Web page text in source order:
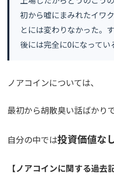
初から嘘にまみれたイワ
とには変わりなかった。
後には完全に0になってい
ノアコインについては、
最初から胡散臭い話ばかりで
自分の中では投資価値な
【ノアコインに関する過去